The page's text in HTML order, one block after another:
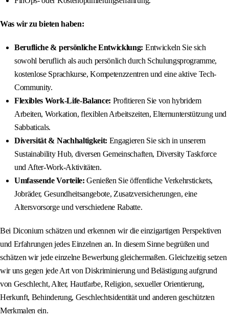
Was wir zu bieten haben:
Berufliche & persönliche Entwicklung: Entwickeln Sie sich
sowohl beruflich als auch persönlich durch Schulungsprogramme,
kostenlose Sprachkurse, Kompetenzzentren und eine aktive Tech-
Community.
Flexibles Work-Life-Balance: Profitieren Sie von hybridem
Arbeiten, Workation, flexiblen Arbeitszeiten, Elternunterstützung und
Sabbaticals.
Diversität & Nachhaltigkeit: Engagieren Sie sich in unserem
Sustainability Hub, diversen Gemeinschaften, Diversity Taskforce
und After-Work-Aktivitäten.
Umfassende Vorteile: Genießen Sie öffentliche Verkehrstickets,
Jobräder, Gesundheitsangebote, Zusatzversicherungen, eine
Altersvorsorge und verschiedene Rabatte.
Bei Diconium schätzen und erkennen wir die einzigartigen Perspektiven
und Erfahrungen jedes Einzelnen an. In diesem Sinne begrüßen und
schätzen wir jede einzelne Bewerbung gleichermaßen. Gleichzeitig setzen
wir uns gegen jede Art von Diskriminierung und Belästigung aufgrund
von Geschlecht, Alter, Hautfarbe, Religion, sexueller Orientierung,
Herkunft, Behinderung, Geschlechtsidentität und anderen geschützten
Merkmalen ein.